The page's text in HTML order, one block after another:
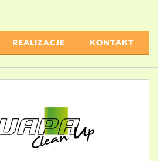
REALIZACJE KONTAKT